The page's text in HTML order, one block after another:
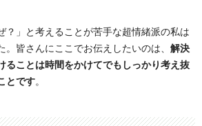
？」と考えることが苦手な超情緒派の私は
皆さんにここでお伝えしたいのは、 解決
ることは時間をかけてでもしっかり考え抜
とです。